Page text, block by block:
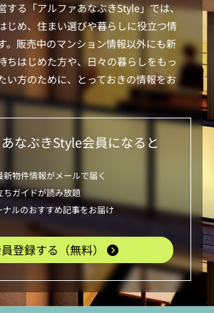
する「アルファあなぶきStyle」では、
じめ、住まい選びや暮らしに役立つ情
。販売中のマンション情報以外にも新
ちはじめた方や、日々の暮らしをもっ
い方のために、とっておきの情報をお
なぶきStyle会員になると
物件情報がメールで届く
ちガイドが読み放題
ルのおすすめ記事をお届け
登録する（無料）